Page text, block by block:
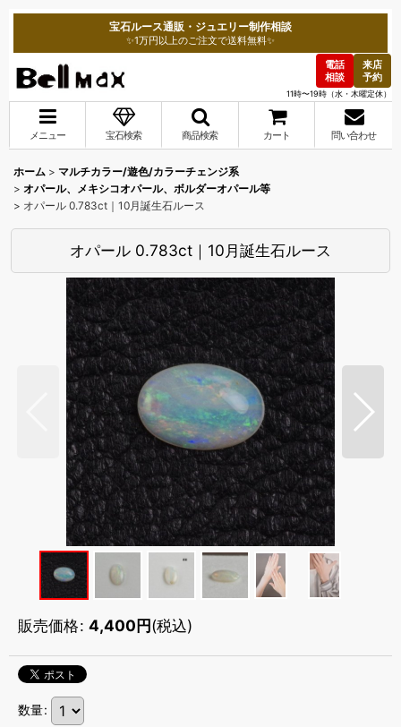
宝石ルース通販・ジュエリー制作相談
✨1万円以上のご注文で送料無料✨
電話
相談
来店
予約
11時〜19時（水・木曜定休）
メニュー 宝石検索 商品検索 カート 問い合わせ
ホーム > マルチカラー/遊色/カラーチェンジ系
> オパール、メキシコオパール、ボルダーオパール等
> オパール 0.783ct｜10月誕生石ルース
オパール 0.783ct｜10月誕生石ルース
販売価格: 4,400円(税込)
数量: